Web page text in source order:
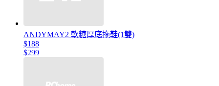
ANDYMAY2 軟糖厚底拖鞋(1雙)
$188
$299